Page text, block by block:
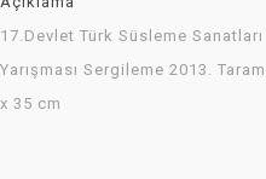
17.Devlet Türk Süsleme
Yarışması Sergileme 2013.
x 35 cm